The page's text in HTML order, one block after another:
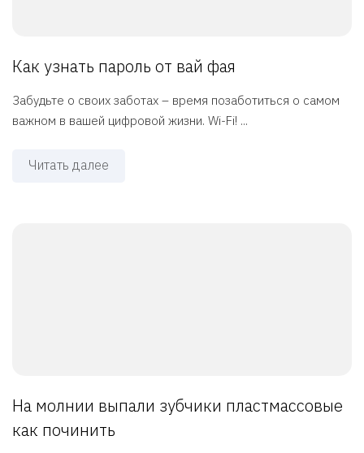
Как узнать пароль от вай фая
Забудьте о своих заботах – время позаботиться о самом
важном в вашей цифровой жизни. Wi-Fi! ...
Читать далее
На молнии выпали зубчики пластмассовые
как починить